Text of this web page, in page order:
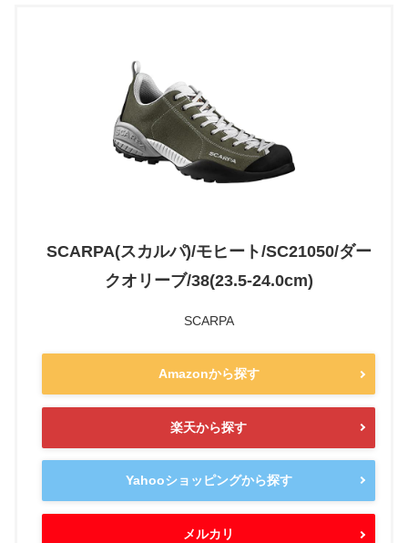
SCARPA(スカルパ)/モヒート/SC21050/ダー
クオリーブ/38(23.5-24.0cm)
SCARPA
Amazonから探す
楽天から探す
Yahooショッピングから探す
メルカリ